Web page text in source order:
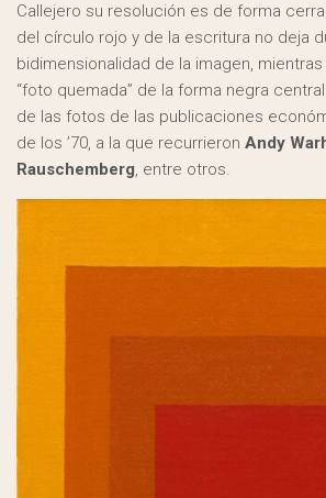
Callejero su resolución es de forma
del círculo rojo y de la escritura no deja
bidimensionalidad de la imagen,
“foto quemada” de la forma negra
de las fotos de las publicaciones
de los ’70, a la que recurrieron Andy
Rauschemberg, entre otros.